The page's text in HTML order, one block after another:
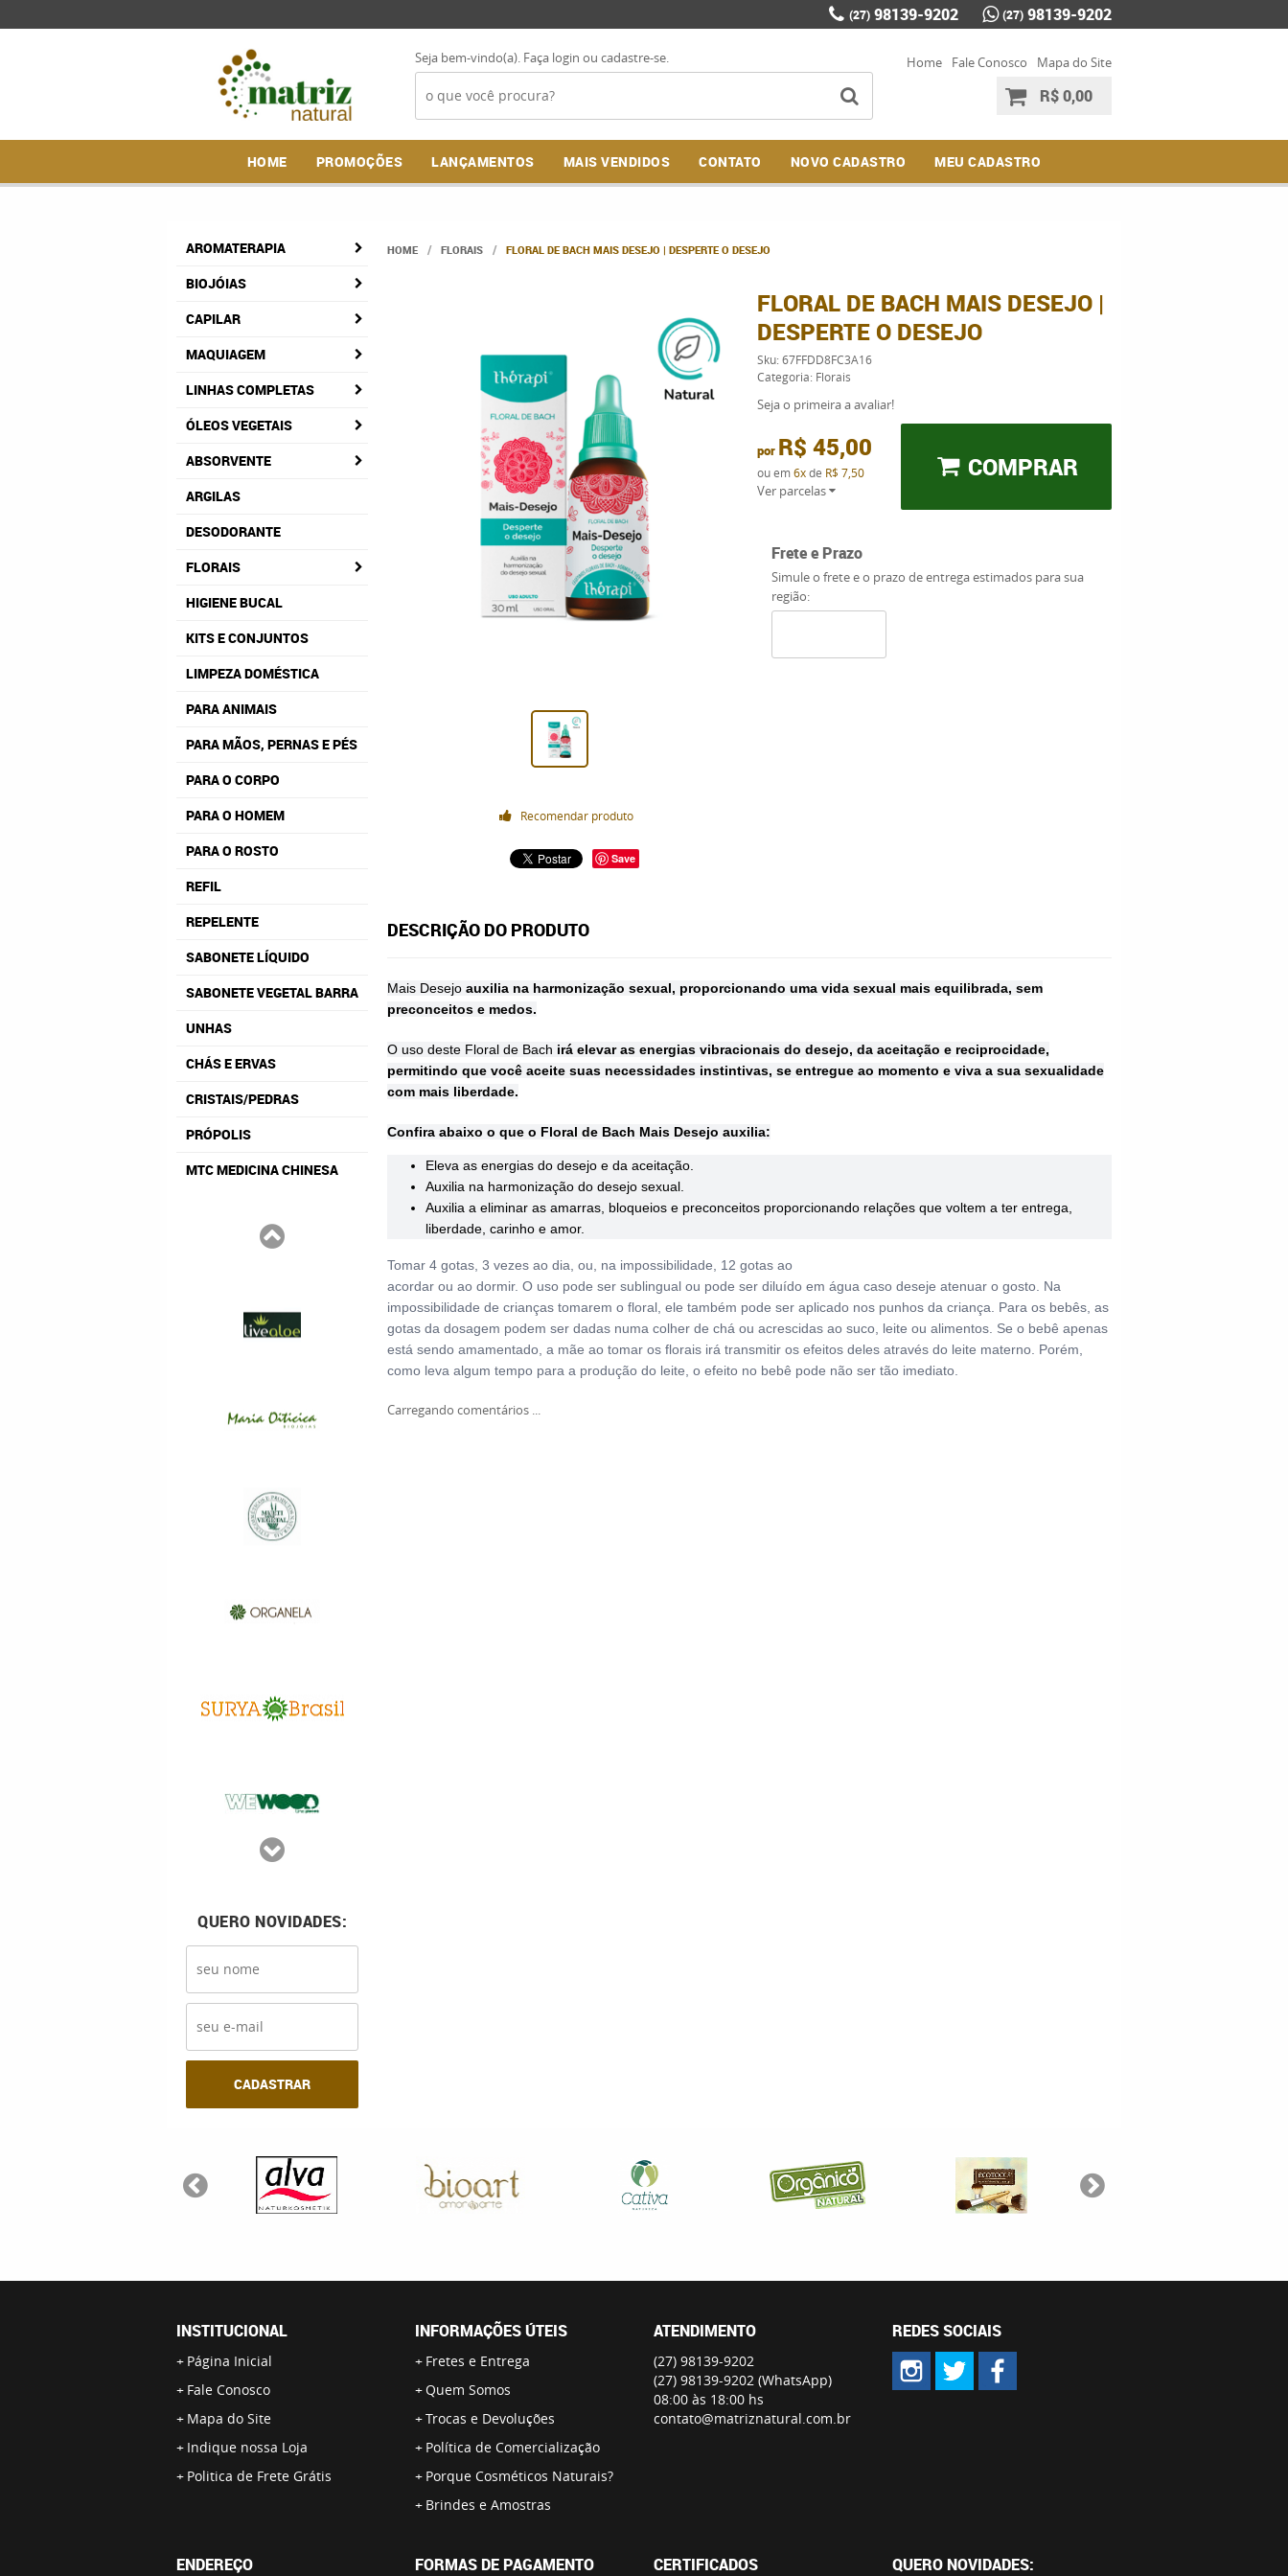
(27) 98139-9202 (27) 98139-9202
Seja bem-vindo(a). Faça login ou cadastre-se. Home Fale Conosco Mapa do Site
R$ 0,00
HOME PROMOÇÕES LANÇAMENTOS MAIS VENDIDOS CONTATO NOVO CADASTRO MEU CADASTRO
AROMATERAPIA
BIOJÓIAS
CAPILAR
MAQUIAGEM
LINHAS COMPLETAS
ÓLEOS VEGETAIS
ABSORVENTE
ARGILAS
DESODORANTE
FLORAIS
HIGIENE BUCAL
KITS E CONJUNTOS
LIMPEZA DOMÉSTICA
PARA ANIMAIS
PARA MÃOS, PERNAS E PÉS
PARA O CORPO
PARA O HOMEM
PARA O ROSTO
REFIL
REPELENTE
SABONETE LÍQUIDO
SABONETE VEGETAL BARRA
UNHAS
CHÁS E ERVAS
CRISTAIS/PEDRAS
PRÓPOLIS
MTC MEDICINA CHINESA
QUERO NOVIDADES:
CADASTRAR
HOME FLORAIS FLORAL DE BACH MAIS DESEJO | DESPERTE O DESEJO
Recomendar produto
Save
FLORAL DE BACH MAIS DESEJO |
DESPERTE O DESEJO
Sku:67FFDD8FC3A16
Categoria: Florais
Seja o primeira a avaliar!
por R$ 45,00
ou em6xde R$ 7,50
Ver parcelas
COMPRAR
Frete e Prazo
Simule o frete e o prazo de entrega estimados para sua
região:
DESCRIÇÃO DO PRODUTO
Mais Desejo auxilia na harmonização sexual, proporcionando uma vida sexual mais equilibrada, sem
preconceitos e medos.
O uso deste Floral de Bach irá elevar as energias vibracionais do desejo, da aceitação e reciprocidade,
permitindo que você aceite suas necessidades instintivas, se entregue ao momento e viva a sua sexualidade
com mais liberdade.
Confira abaixo o que o Floral de Bach Mais Desejo auxilia:
Eleva as energias do desejo e da aceitação.
Auxilia na harmonização do desejo sexual.
Auxilia a eliminar as amarras, bloqueios e preconceitos proporcionando relações que voltem a ter entrega,
liberdade, carinho e amor.
Tomar 4 gotas, 3 vezes ao dia, ou, na impossibilidade, 12 gotas ao
acordar ou ao dormir. O uso pode ser sublingual ou pode ser diluído em água caso deseje atenuar o gosto. Na
impossibilidade de crianças tomarem o floral, ele também pode ser aplicado nos punhos da criança. Para os bebês, as
gotas da dosagem podem ser dadas numa colher de chá ou acrescidas ao suco, leite ou alimentos. Se o bebê apenas
está sendo amamentado, a mãe ao tomar os florais irá transmitir os efeitos deles através do leite materno. Porém,
como leva algum tempo para a produção do leite, o efeito no bebê pode não ser tão imediato.
Carregando comentários ...
INSTITUCIONAL
Página Inicial
Fale Conosco
Mapa do Site
Indique nossa Loja
Politica de Frete Grátis
INFORMAÇÕES ÚTEIS
Fretes e Entrega
Quem Somos
Trocas e Devoluções
Política de Comercialização
Porque Cosméticos Naturais?
Brindes e Amostras
ATENDIMENTO
(27) 98139-9202
(27) 98139-9202 (WhatsApp)
08:00 às 18:00 hs
contato@matriznatural.com.br
REDES SOCIAIS
ENDEREÇO FORMAS DE PAGAMENTO CERTIFICADOS QUERO NOVIDADES: